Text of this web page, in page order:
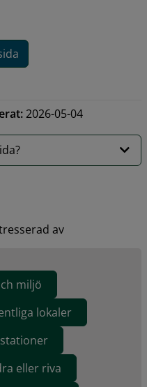
2026-05-04
av
miljö
lokaler
eller riva